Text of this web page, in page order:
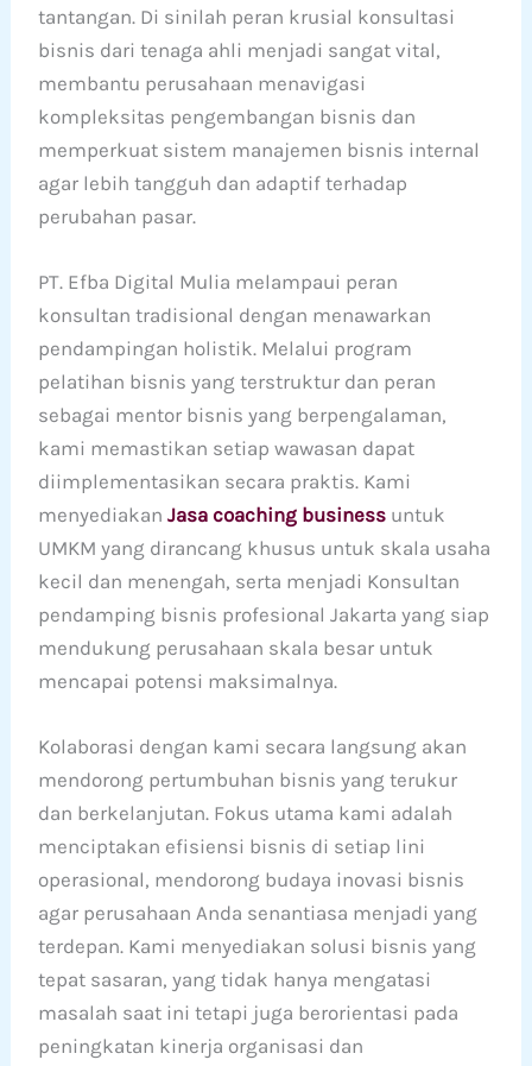
tantangan. Di sinilah peran krusial konsultasi
bisnis dari tenaga ahli menjadi sangat vital,
membantu perusahaan menavigasi
kompleksitas pengembangan bisnis dan
memperkuat sistem manajemen bisnis internal
agar lebih tangguh dan adaptif terhadap
perubahan pasar.
PT. Efba Digital Mulia melampaui peran
konsultan tradisional dengan menawarkan
pendampingan holistik. Melalui program
pelatihan bisnis yang terstruktur dan peran
sebagai mentor bisnis yang berpengalaman,
kami memastikan setiap wawasan dapat
diimplementasikan secara praktis. Kami
menyediakan Jasa coaching businessuntuk
UMKM yang dirancang khusus untuk skala usaha
kecil dan menengah, serta menjadi Konsultan
pendamping bisnis profesional Jakarta yang siap
mendukung perusahaan skala besar untuk
mencapai potensi maksimalnya.
Kolaborasi dengan kami secara langsung akan
mendorong pertumbuhan bisnis yang terukur
dan berkelanjutan. Fokus utama kami adalah
menciptakan efisiensi bisnis di setiap lini
operasional, mendorong budaya inovasi bisnis
agar perusahaan Anda senantiasa menjadi yang
terdepan. Kami menyediakan solusi bisnis yang
tepat sasaran, yang tidak hanya mengatasi
masalah saat ini tetapi juga berorientasi pada
peningkatan kinerja organisasi dan